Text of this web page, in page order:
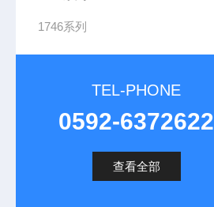
1746系列
TEL-PHONE
0592-6372622
查看全部